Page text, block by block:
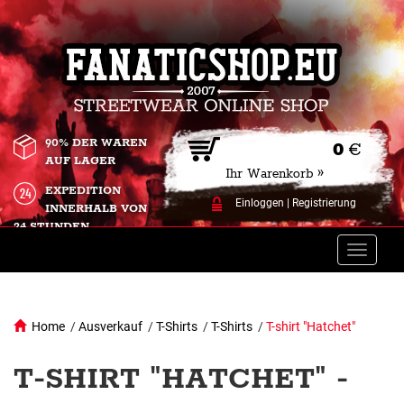
0 €
Ihr Warenkorb »
Einloggen Registrierung
90% DER WAREN
AUF LAGER
EXPEDITION
INNERHALB VON
24 STUNDEN.
Toggle
Home /Ausverkauf /T-Shirts /T-Shirts /T-shirt "Hatchet"
T-SHIRT "HATCHET" -